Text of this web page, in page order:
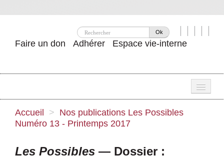
Ok
Faire un don Adhérer Espace vie-interne
Attac ?
Nos idées
Accueil > Nos publications Les Possibles
Numéro 13 - Printemps 2017
Les Possibles — Dossier :